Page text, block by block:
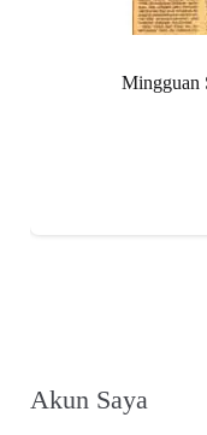
Mingguan
Akun Saya